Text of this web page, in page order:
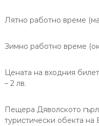
Лятно работно време
Зимно работно време
Цената на входния
– 2 лв.
Пещера Дяволското
туристически обекта на